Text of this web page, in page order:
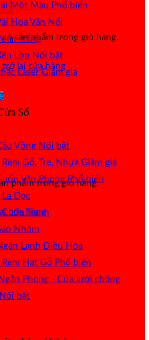
có sản phẩm trong giỏ hàng.
trở lại cửa hàng
phẩm trong giỏ hàng.
cửa hàng
Một Màu
Hoa Văn Nổi
Trắng
Lớp
Laser
Sổ
Vồng
Gỗ, Tre, Nhựa
Văn Phòng
Dọc
Tranh
Nhôm
Lạnh Điều Hòa
Hạt Gỗ
Phòng - Cửa lưới chống